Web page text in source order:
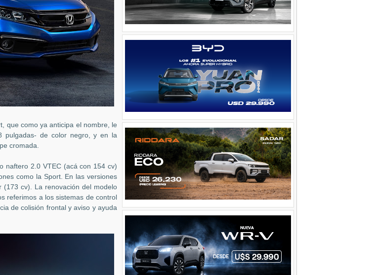
que como ya anticipa el nombre, le
pulgadas- de color negro, y en la
cromada.
naftero 2.0 VTEC (acá con 154 cv)
como la Sport. En las versiones
cv). La renovación del modelo
referimos a los sistemas de control
de colisión frontal y aviso y ayuda